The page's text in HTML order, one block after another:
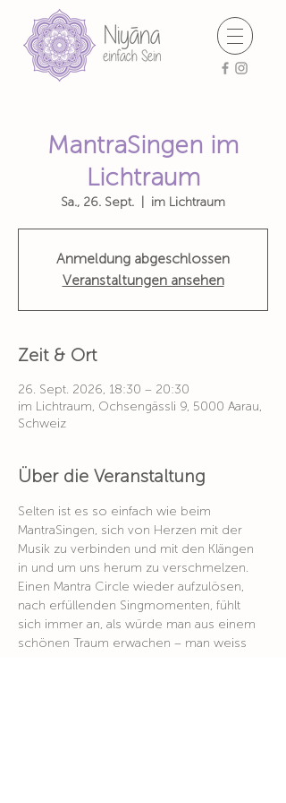
MantraSingen im
Lichtraum
Sa., 26. Sept. im Lichtraum
Anmeldung abgeschlossen
Veranstaltungen ansehen
Zeit & Ort
26. Sept. 2026, 18:30 – 20:30
im Lichtraum, Ochsengässli 9, 5000 Aarau,
Schweiz
Über die Veranstaltung
Selten ist es so einfach wie beim
MantraSingen, sich von Herzen mit der
Musik zu verbinden und mit den Klängen
in und um uns herum zu verschmelzen.
Einen Mantra Circle wieder aufzulösen,
nach erfüllenden Singmomenten, fühlt
sich immer an, als würde man aus einem
schönen Traum erwachen – man weiss